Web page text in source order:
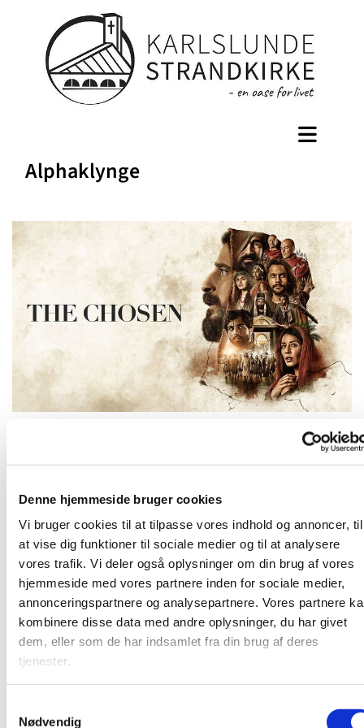
Denne hjemmeside bruger cookies
Vi bruger cookies til at tilpasse vores indhold og annoncer, til
at vise dig funktioner til sociale medier og til at analysere
vores trafik. Vi deler også oplysninger om din brug af vores
hjemmeside med vores partnere inden for sociale medier,
annonceringspartnere og analysepartnere. Vores partnere
kombinere disse data med andre oplysninger, du har givet
dem, eller som de har indsamlet fra din brug af deres
tjenester.
Nødvendig
Alphaklynge
Tirsdag 12. maj 2026, kl. 19:00 - 21:00
Vi ser filmen "The Chosen" sammen
Vi ser "The Chosen"